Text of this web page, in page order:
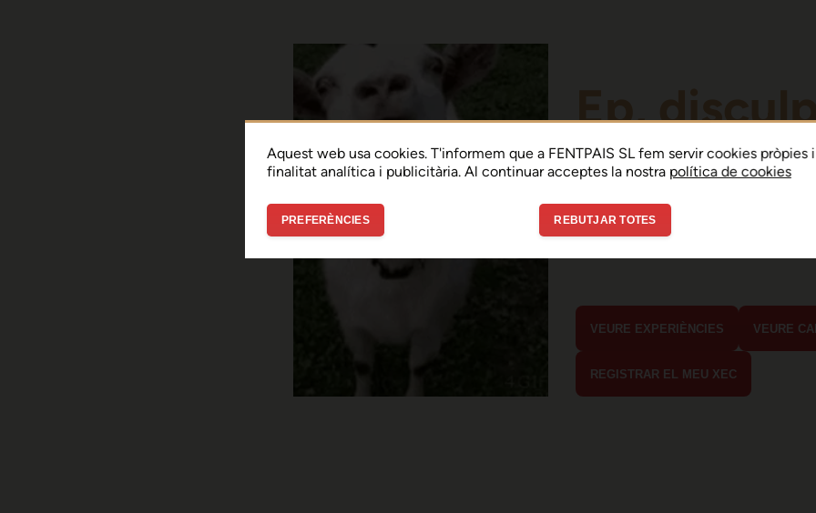
Ep,
Sembla que hi ha
error de connexió
En menys de 15 segons hauria
VEURE EXPERIÈNCIES VEURE
REGISTRAR EL MEU XEC
Aquest web usa cookies. T'informem que a FENTPAIS SL fem servir cookies pròpies
finalitat analítica i publicitària. Al continuar acceptes la nostra política de cookies
PREFERÈNCIES REBUTJAR TOTES